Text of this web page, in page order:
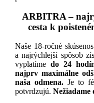
ARBITRA –
cesta k
Naše 18-ročné
a najrýchlejší spôsob
vyplatímedo 24
najprv maximálne
naša odmena.Je to
potvrdzujú. Nežiadame